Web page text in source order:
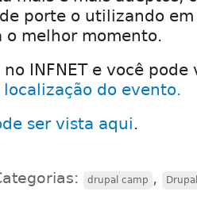
porte o utilizando
o melhor momento.
INFNET e você
do evento.
ser vista aqui.
drupal camp ,